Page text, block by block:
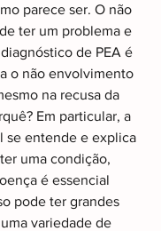
parece ser. O não
ter um problema e
de PEA é
o não envolvimento
na recusa da
Em particular, a
se entende e explica
uma condição,
é essencial
pode ter grandes
variedade de